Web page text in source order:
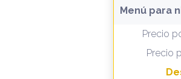
Menú para
Precio
Precio